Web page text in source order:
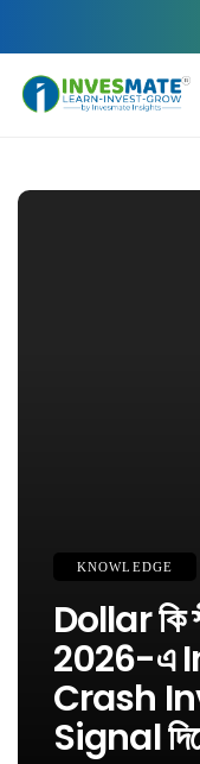
KNOWLEDGE
Dollar কি
2026-এ
Crash
Signal